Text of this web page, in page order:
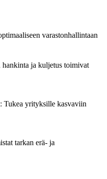
varastonhallintaan
ja kuljetus toimivat
Tukea yrityksille kasvaviin
tarkan erä- ja